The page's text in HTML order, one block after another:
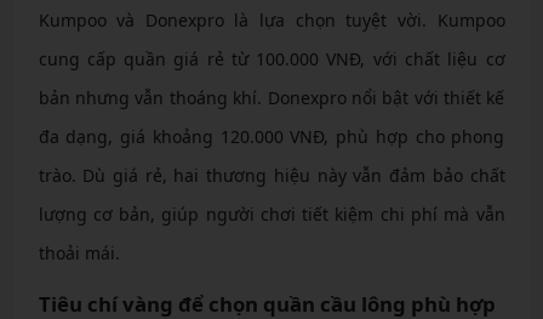
Kumpoo và Donexpro là lựa chọn tuyệt vời. Kumpoo
cung cấp quần giá rẻ từ 100.000 VNĐ, với chất liệu cơ
bản nhưng vẫn thoáng khí. Donexpro nổi bật với thiết kế
đa dạng, giá khoảng 120.000 VNĐ, phù hợp cho phong
trào. Dù giá rẻ, hai thương hiệu này vẫn đảm bảo chất
lượng cơ bản, giúp người chơi tiết kiệm chi phí mà vẫn
thoải mái.
Tiêu chí vàng để chọn quần cầu lông phù hợp